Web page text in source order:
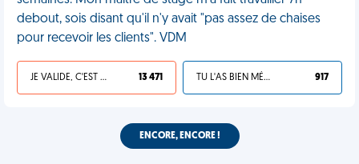
debout, sois disant qu'il n'y avait "pas assez de chaises
pour recevoir les clients". VDM
JE VALIDE, C'EST UNE VDM 13 471 TU L'AS BIEN MÉRITÉ 917
ENCORE, ENCORE !